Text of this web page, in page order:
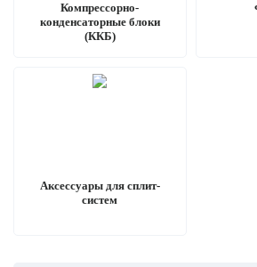
Компрессорно-
конденсаторные блоки
(ККБ)
Аксессуары для сплит-
систем